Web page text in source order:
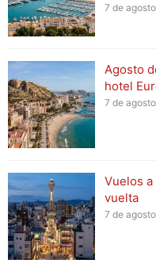
7 de
Agosto
hotel
7 de
Vuelos
vuelta
7 de